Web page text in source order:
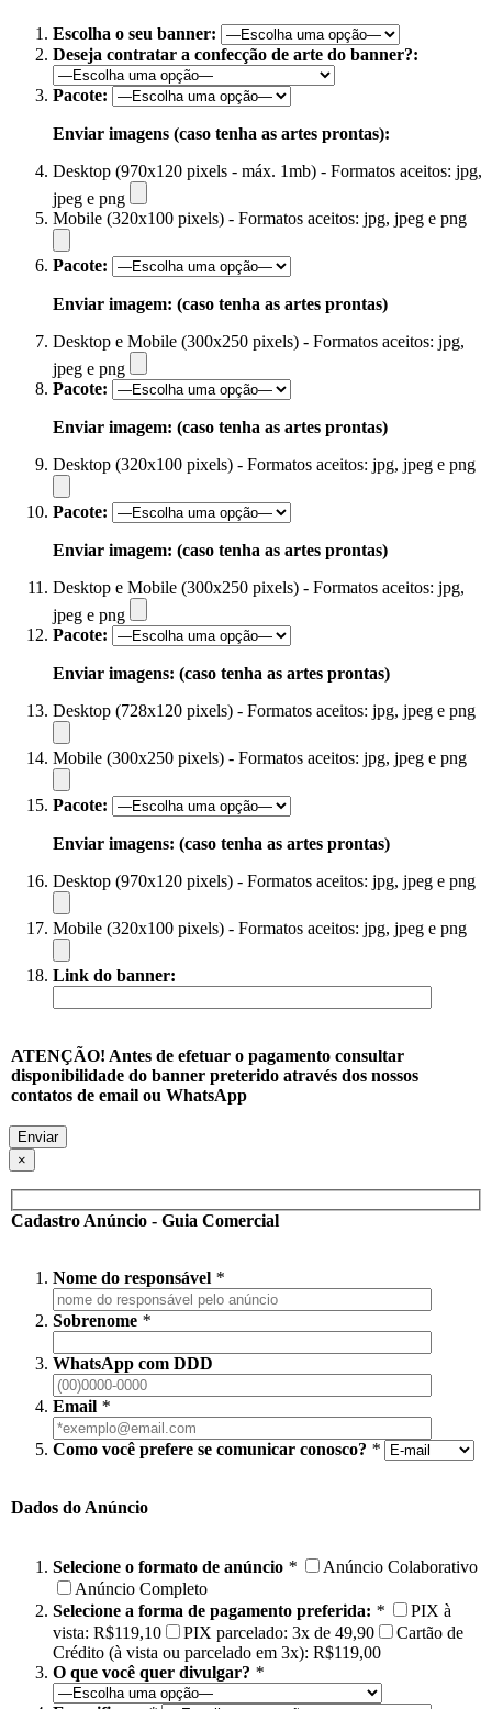
Escolha o seu banner:
Deseja contratar a confecção de arte do banner?:
Pacote:
Enviar imagens (caso tenha as artes prontas):
Desktop (970x120 pixels - máx. 1mb) - Formatos aceitos: jpg,
jpeg e png
Mobile (320x100 pixels) - Formatos aceitos: jpg, jpeg e png
Pacote:
Enviar imagem: (caso tenha as artes prontas)
Desktop e Mobile (300x250 pixels) - Formatos aceitos: jpg,
jpeg e png
Pacote:
Enviar imagem: (caso tenha as artes prontas)
Desktop (320x100 pixels) - Formatos aceitos: jpg, jpeg e png
Pacote:
Enviar imagem: (caso tenha as artes prontas)
Desktop e Mobile (300x250 pixels) - Formatos aceitos: jpg,
jpeg e png
Pacote:
Enviar imagens: (caso tenha as artes prontas)
Desktop (728x120 pixels) - Formatos aceitos: jpg, jpeg e png
Mobile (300x250 pixels) - Formatos aceitos: jpg, jpeg e png
Pacote:
Enviar imagens: (caso tenha as artes prontas)
Desktop (970x120 pixels) - Formatos aceitos: jpg, jpeg e png
Mobile (320x100 pixels) - Formatos aceitos: jpg, jpeg e png
Link do banner:
ATENÇÃO! Antes de efetuar o pagamento consultar
disponibilidade do banner preterido através dos nossos
contatos de email ou WhatsApp
×
Cadastro Anúncio - Guia Comercial
Nome do responsável *
Sobrenome *
WhatsApp com DDD
Email *
Como você prefere se comunicar conosco? *
Dados do Anúncio
Selecione o formato de anúncio *
Anúncio Colaborativo
Anúncio Completo
Selecione a forma de pagamento preferida: *
PIX à
vista: R$119,10
PIX parcelado: 3x de 49,90
Cartão de
Crédito (à vista ou parcelado em 3x): R$119,00
O que você quer divulgar? *